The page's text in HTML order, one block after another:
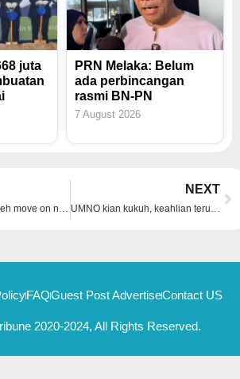
juta
PRN Melaka: Belum
ada perbincangan
rasmi BN-PN
7 August 2026
Siapa yang tak boleh move on ni, KJ soal Zahid
NEXT
UMNO kian kukuh, keahlian terus bertambah – Ahmad Zahid
FAQGuest Post AdvertiseContact US
2020-2024, All Rights Reserved.